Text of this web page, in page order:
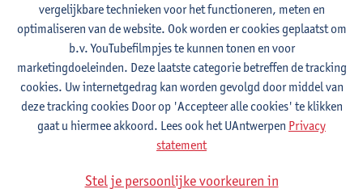
Vakdidactiek Engels met oefenlessen
1E/2E SEM
6studiepunten
Lesgever(s):
Tom Smits
Ellen De Breuker
Nele Kempenaers
Joke Prinsen
Vakdidactiek Duits met oefenlessen
1E/2E SEM
6studiepunten
Tom Smits Marise Van Tendeloo
Vakdidactiek Nederlands niet-thuistaal met oefenlessen
vergelijkbare technieken voor het functioneren, meten en
optimaliseren van de website. Ook worden er cookies geplaatst om
b.v. YouTubefilmpjes te kunnen tonen en voor
marketingdoeleinden. Deze laatste categorie betreffen de tracking
cookies. Uw internetgedrag kan worden gevolgd door middel van
deze tracking cookies Door op 'Accepteer alle cookies' te klikken
gaat u hiermee akkoord. Lees ook het UAntwerpen Privacy
statement
Stel je persoonlijke voorkeuren in